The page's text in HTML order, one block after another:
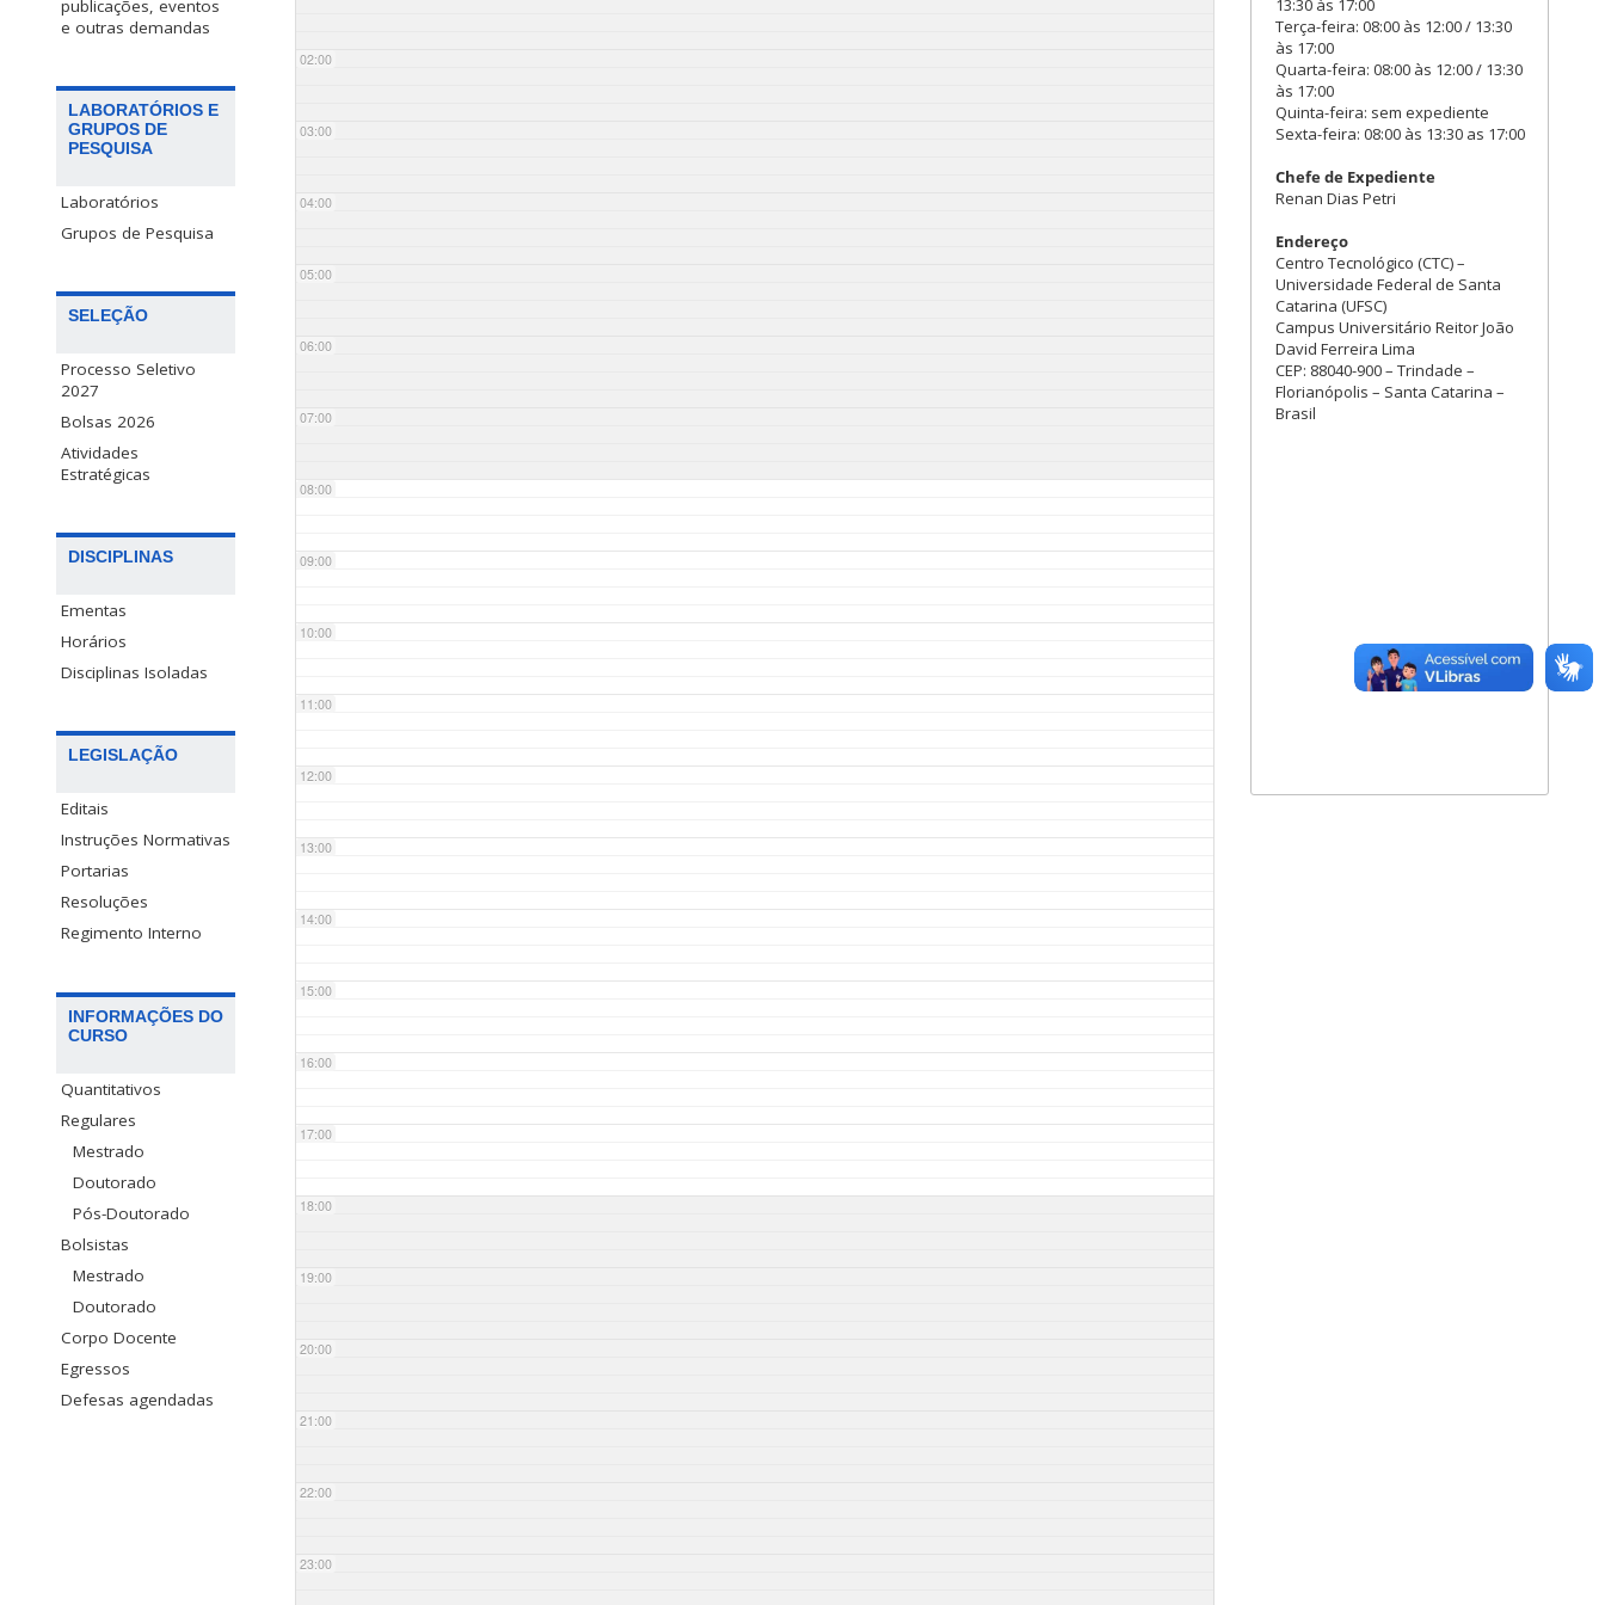
publicações, eventos
e outras demandas
LABORATÓRIOS E
GRUPOS DE
PESQUISA
Laboratórios
Grupos de Pesquisa
SELEÇÃO
Processo Seletivo
2027
Bolsas 2026
Atividades
Estratégicas
DISCIPLINAS
Ementas
Horários
Disciplinas Isoladas
LEGISLAÇÃO
Editais
Instruções Normativas
Portarias
Resoluções
Regimento Interno
INFORMAÇÕES DO
CURSO
Quantitativos
Regulares
Mestrado
Doutorado
Pós-Doutorado
Bolsistas
Mestrado
Doutorado
Corpo Docente
Egressos
Defesas agendadas
02:00
03:00
04:00
05:00
06:00
07:00
08:00
09:00
10:00
11:00
12:00
13:00
14:00
15:00
16:00
17:00
18:00
19:00
20:00
21:00
22:00
23:00
13:30 às 17:00
Terça-feira: 08:00 às 12:00 / 13:30
às 17:00
Quarta-feira: 08:00 às 12:00 / 13:30
às 17:00
Quinta-feira: sem expediente
Sexta-feira: 08:00 às 13:30 as 17:00
Chefe de Expediente
Renan Dias Petri
Endereço
Centro Tecnológico (CTC) –
Universidade Federal de Santa
Catarina (UFSC)
Campus Universitário Reitor João
David Ferreira Lima
CEP: 88040-900 – Trindade –
Florianópolis – Santa Catarina –
Brasil